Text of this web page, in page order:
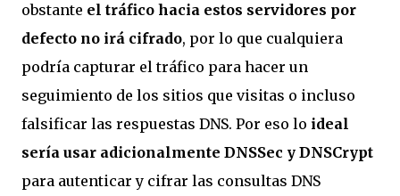
obstante el tráfico hacia estos servidores por
defecto no irá cifrado, por lo que cualquiera
podría capturar el tráfico para hacer un
seguimiento de los sitios que visitas o incluso
falsificar las respuestas DNS. Por eso lo ideal
sería usar adicionalmente DNSSec y DNSCrypt
para autenticar y cifrar las consultas DNS